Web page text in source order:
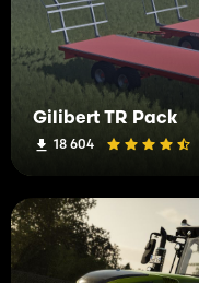
Gilibert TR Pack
18 604